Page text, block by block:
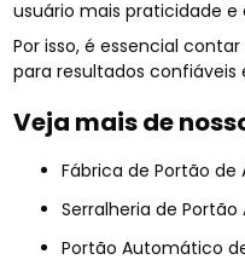
usuário mais praticidade e
Por isso, é essencial
para resultados confiáveis
Veja mais de
Fábrica de Portão de
Serralheria de
Portão Automático